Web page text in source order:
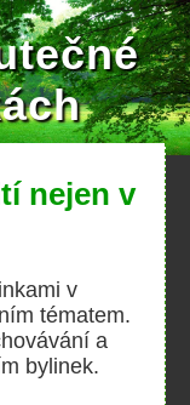
nejen v
v
tématem.
a
bylinek.